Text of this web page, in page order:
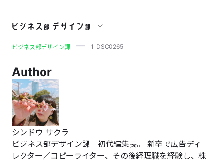
1_DSC0265
ビジネス部デザイン課 1_DSC0265
Author
シンドウ サクラ
ビジネス部デザイン課 初代編集長。 新卒で広告ディ
レクター／コピーライター、その後経理職を経験し、株